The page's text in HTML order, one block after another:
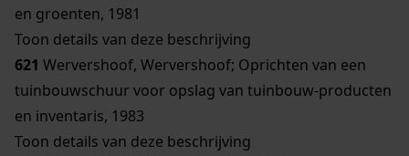
en groenten, 1981
Toon details van deze beschrijving
621 Wervershoof, Wervershoof; Oprichten van een
tuinbouwschuur voor opslag van tuinbouw-producten
en inventaris, 1983
Toon details van deze beschrijving